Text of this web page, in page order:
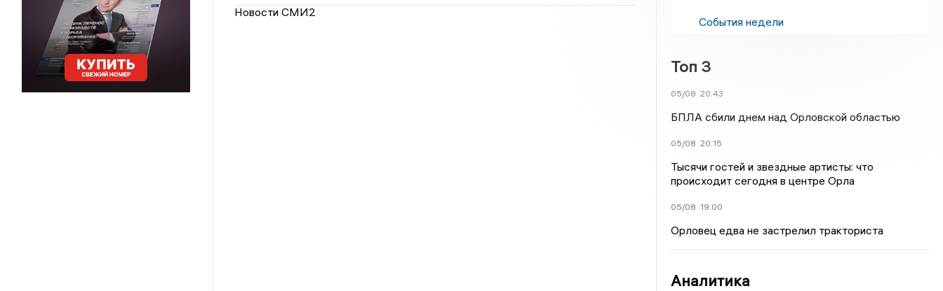
Новости СМИ2
События недели
Топ 3
05/08 20:43
БПЛА сбили днем над Орловской областью
05/08 20:15
Тысячи гостей и звездные артисты: что
происходит сегодня в центре Орла
05/08 19:00
Орловец едва не застрелил тракториста
Аналитика